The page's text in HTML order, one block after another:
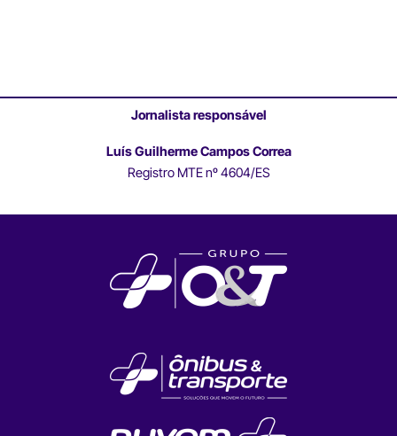
Jornalista responsável
Luís Guilherme Campos Correa
Registro MTE nº 4604/ES